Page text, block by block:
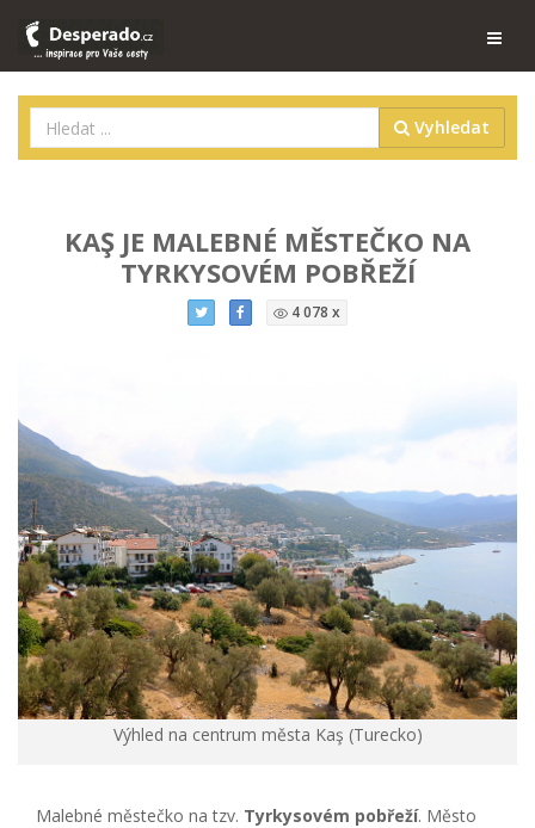
Vyhledat
KAŞ JE MALEBNÉ MĚSTEČKO NA
TYRKYSOVÉM POBŘEŽÍ
4 078 x
Výhled na centrum města Kaş (Turecko)
Malebné městečko na tzv. Tyrkysovém pobřeží. Město